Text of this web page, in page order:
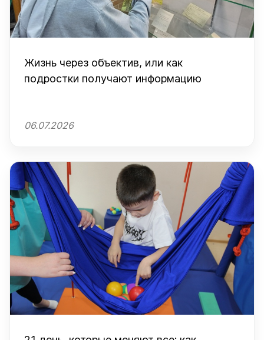
Жизнь через объектив, или как
подростки получают информацию
06.07.2026